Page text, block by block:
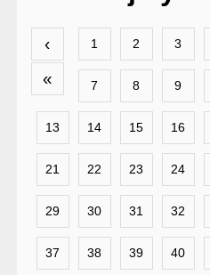
‹
«
1 2 3
7 8 9
13 14 15 16
21 22 23 24
29 30 31 32
37 38 39 40